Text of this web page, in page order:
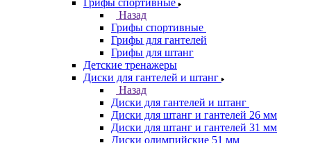
Грифы спортивные
Назад
Грифы спортивные
Грифы для гантелей
Грифы для штанг
Детские тренажеры
Диски для гантелей и штанг
Назад
Диски для гантелей и штанг
Диски для штанг и гантелей 26 мм
Диски для штанг и гантелей 31 мм
Диски олимпийские 51 мм